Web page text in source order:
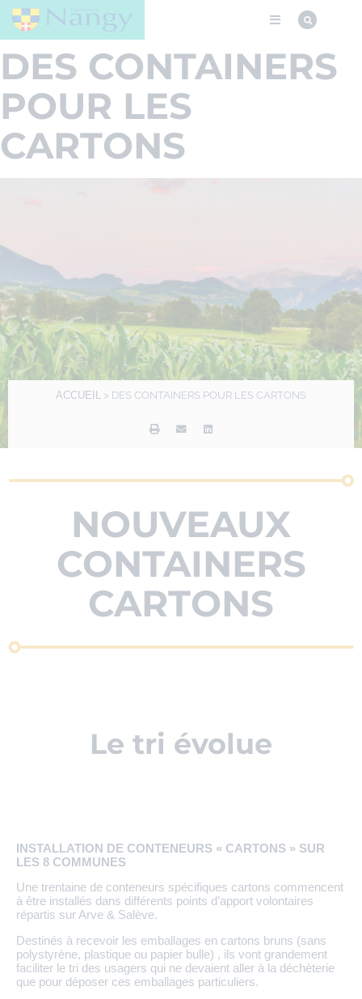
DES CONTAINERS
POUR LES
CARTONS
ACCUEIL > DES CONTAINERS POUR LES CARTONS
NOUVEAUX
CONTAINERS
CARTONS
Le tri évolue
INSTALLATION DE CONTENEURS « CARTONS » SUR
LES 8 COMMUNES
Une trentaine de conteneurs spécifiques cartons commencent
à être installés dans différents points d’apport volontaires
répartis sur Arve & Salève.
Destinés à recevoir les emballages en cartons bruns (sans
polystyrène, plastique ou papier bulle) , ils vont grandement
faciliter le tri des usagers qui ne devaient aller à la déchèterie
que pour déposer ces emballages particuliers.